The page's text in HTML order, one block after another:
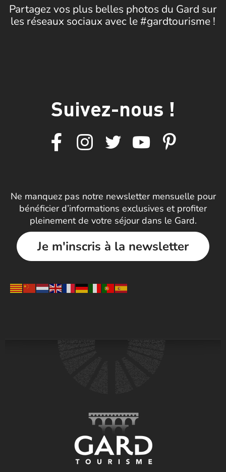
Partagez vos plus belles photos du Gard sur
les réseaux sociaux avec le #gardtourisme !
Suivez-nous !
Ne manquez pas notre newsletter mensuelle pour
bénéficier d’informations exclusives et profiter
pleinement de votre séjour dans le Gard.
Je m'inscris à la newsletter